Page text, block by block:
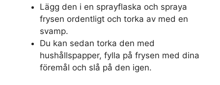
Lägg den i en sprayflaska och spraya
frysen ordentligt och torka av med en
svamp.
Du kan sedan torka den med
hushållspapper, fylla på frysen med dina
föremål och slå på den igen.